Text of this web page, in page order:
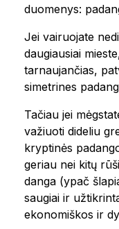
duomenys:
Jei vairuojate
daugiausiai
tarnaujančias,
simetrines
Tačiau jei
važiuoti dideliu
kryptinės
geriau nei kitų
danga (ypač
saugiai ir
ekonomiškos ir